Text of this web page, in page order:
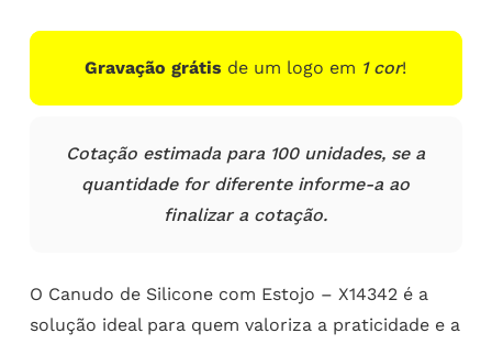
clientes
Gravação grátis de um logo em 1 cor!
Cotação estimada para 100 unidades, se a
quantidade for diferente informe-a ao
finalizar a cotação.
O Canudo de Silicone com Estojo – X14342 é a
solução ideal para quem valoriza a praticidade e a